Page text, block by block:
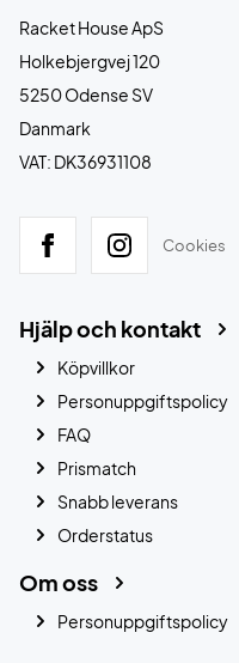
Racket House ApS
Holkebjergvej 120
5250 Odense SV
Danmark
VAT: DK36931108
Cookies
Hjälp och kontakt
Köpvillkor
Personuppgiftspolicy
FAQ
Prismatch
Snabb leverans
Orderstatus
Om oss
Personuppgiftspolicy